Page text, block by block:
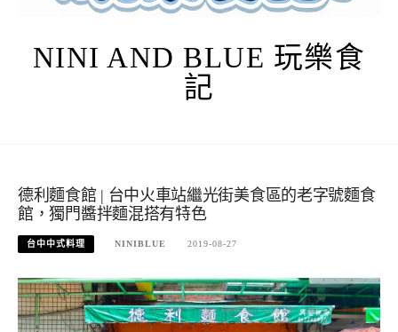
NINI AND BLUE 玩樂食
記
德利麵食館 | 台中火車站繼光街美食區的老字號麵食
館，獨門醬拌麵混搭有特色
台中中式料理 NINIBLUE 2019-08-27